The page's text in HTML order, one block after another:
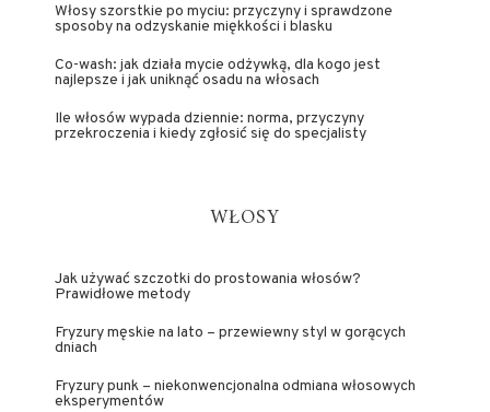
Włosy szorstkie po myciu: przyczyny i sprawdzone
sposoby na odzyskanie miękkości i blasku
Co-wash: jak działa mycie odżywką, dla kogo jest
najlepsze i jak uniknąć osadu na włosach
Ile włosów wypada dziennie: norma, przyczyny
przekroczenia i kiedy zgłosić się do specjalisty
WŁOSY
Jak używać szczotki do prostowania włosów?
Prawidłowe metody
Fryzury męskie na lato – przewiewny styl w gorących
dniach
Fryzury punk – niekonwencjonalna odmiana włosowych
eksperymentów